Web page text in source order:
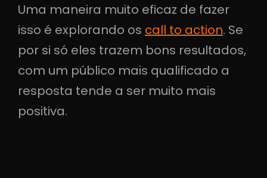
Uma maneira muito eficaz de fazer
isso é explorando os call to action. Se
por si só eles trazem bons resultados,
com um público mais qualificado a
resposta tende a ser muito mais
positiva.